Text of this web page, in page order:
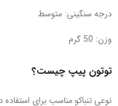
درجه سنگینی: متوسط
وزن: 50 گرم
توتون پیپ چیست؟
نوعی تنباکو مناسب برای